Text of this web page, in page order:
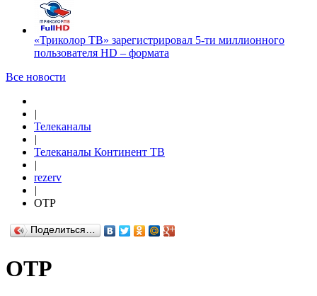
«Триколор ТВ» зарегистрировал 5-ти миллионного
пользователя HD – формата
Все новости
|
Телеканалы
|
Телеканалы Континент ТВ
|
rezerv
|
ОТР
Поделиться…
ОТР